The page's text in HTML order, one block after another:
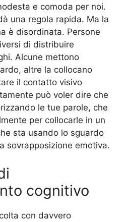
e comoda per noi.
una regola rapida. Ma la
è disordinata. Persone
di distribuire
Alcune mettono
altre la collocano
il contatto visivo
può voler dire che
le tue parole, che
per collocarle in un
sta usando lo sguardo
sovrapposizione emotiva.
cognitivo
con davvero